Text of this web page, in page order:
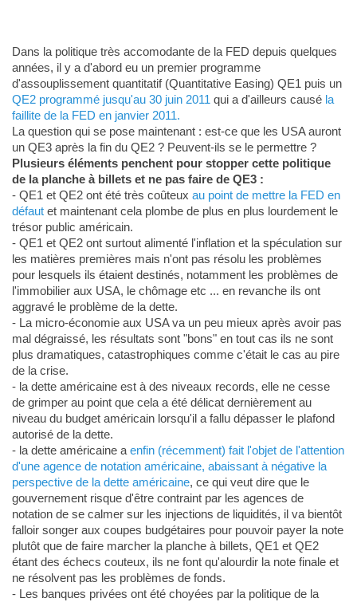
Dans la politique très accomodante de la FED depuis quelques
années, il y a d'abord eu un premier programme
d'assouplissement quantitatif (Quantitative Easing) QE1 puis un
QE2 programmé jusqu'au 30 juin 2011 qui a d'ailleurs causé la
faillite de la FED en janvier 2011.
La question qui se pose maintenant : est-ce que les USA auront
un QE3 après la fin du QE2 ? Peuvent-ils se le permettre ?
Plusieurs éléments penchent pour stopper cette politique
de la planche à billets et ne pas faire de QE3 :
- QE1 et QE2 ont été très coûteux au point de mettre la FED en
défautet maintenant cela plombe de plus en plus lourdement le
trésor public américain.
- QE1 et QE2 ont surtout alimenté l'inflation et la spéculation sur
les matières premières mais n'ont pas résolu les problèmes
pour lesquels ils étaient destinés, notamment les problèmes de
l'immobilier aux USA, le chômage etc ... en revanche ils ont
aggravé le problème de la dette.
- La micro-économie aux USA va un peu mieux après avoir pas
mal dégraissé, les résultats sont "bons" en tout cas ils ne sont
plus dramatiques, catastrophiques comme c'était le cas au pire
de la crise.
- la dette américaine est à des niveaux records, elle ne cesse
de grimper au point que cela a été délicat dernièrement au
niveau du budget américain lorsqu'il a fallu dépasser le plafond
autorisé de la dette.
- la dette américaine a enfin (récemment) fait l'objet de l'attention
d'une agence de notation américaine, abaissant à négative la
perspective de la dette américaine, ce qui veut dire que le
gouvernement risque d'être contraint par les agences de
notation de se calmer sur les injections de liquidités, il va bientôt
falloir songer aux coupes budgétaires pour pouvoir payer la note
plutôt que de faire marcher la planche à billets, QE1 et QE2
étant des échecs couteux, ils ne font qu'alourdir la note finale et
ne résolvent pas les problèmes de fonds.
- Les banques privées ont été choyées par la politique de la